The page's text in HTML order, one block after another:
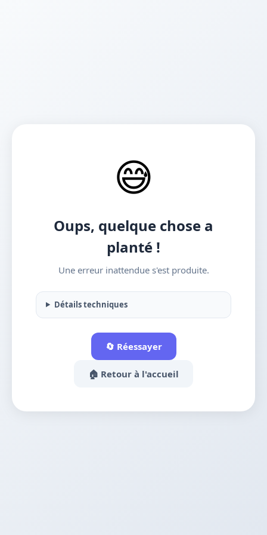
😅
Oups, quelque chose a
planté !
Une erreur inattendue s'est produite.
Détails techniques
🔄 Réessayer
🏠 Retour à l'accueil